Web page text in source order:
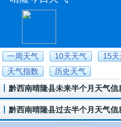
一周天气 10天天气 15
天气指数
历史天气
黔西南晴隆县未来半个月天气信
黔西南晴隆县过去半个月天气信